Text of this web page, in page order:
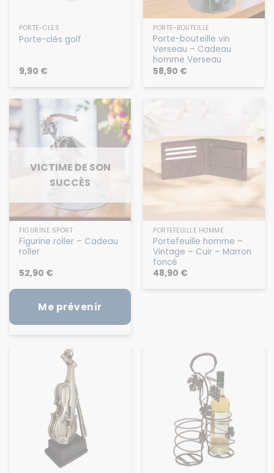
PORTE-CLÉS
Porte-clés golf
9,90 €
PORTE-BOUTEILLE
Porte-bouteille vin
Verseau – Cadeau
homme Verseau
58,90 €
VICTIME DE SON
SUCCÈS
FIGURINE SPORT
Figurine roller – Cadeau
roller
52,90 €
Me prévenir
PORTEFEUILLE HOMME
Portefeuille homme –
Vintage – Cuir – Marron
foncé
48,90 €